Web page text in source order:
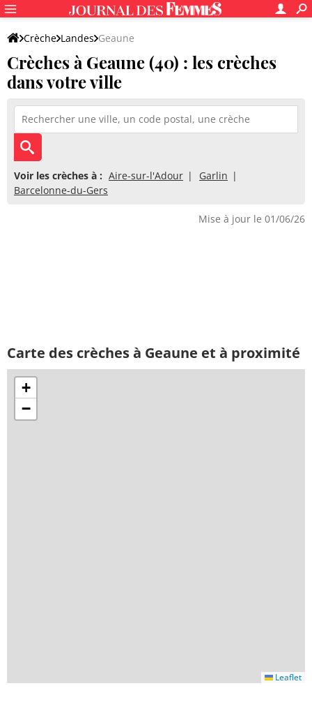
Crèche Landes Geaune
Crèches à Geaune (40) : les crèches
dans votre ville
Voir les crèches à : Aire-sur-l'Adour
Garlin
Barcelonne-du-Gers
Mise à jour le 01/06/26
Carte des crèches à Geaune et à proximité
+
−
Leaflet